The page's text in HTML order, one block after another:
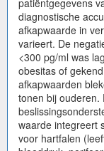
patiëntgegevens
diagnostische
afkapwaarde in
varieert. De
<300 pg/ml was
obesitas of
afkapwaarden
tonen bij ouderen.
waarde integreert
voor hartfalen